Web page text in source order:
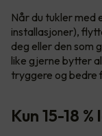
Når du tukler med
installasjoner),
deg eller den som
like gjerne bytter
tryggere og bedre
Kun 15-18